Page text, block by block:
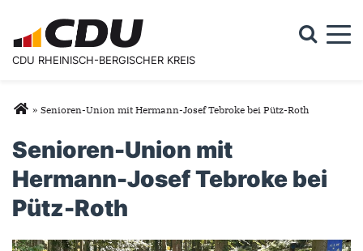
CDU RHEINISCH-BERGISCHER KREIS
Suchformular
Sie sind hier
» Senioren-Union mit Hermann-Josef Tebroke bei Pütz-Roth
Senioren-Union mit
Hermann-Josef Tebroke bei
Pütz-Roth